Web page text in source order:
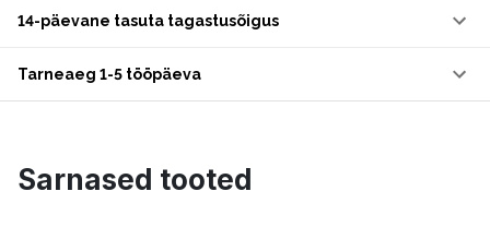
14-päevane tasuta tagastusõigus
Tarneaeg 1-5 tööpäeva
Sarnased tooted